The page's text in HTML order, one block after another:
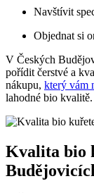
Navštívit
Objednat si
V Českých
pořídit čerstvé⁤ a
‌nákupu, který vám
lahodné bio​ kvalitě.
Kvalita⁤ bio